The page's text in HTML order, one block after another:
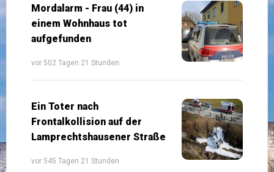
Mordalarm - Frau (44) in
einem Wohnhaus tot
aufgefunden
vor 502 Tagen 21 Stunden
Ein Toter nach
Frontalkollision auf der
Lamprechtshausener Straße
vor 545 Tagen 21 Stunden